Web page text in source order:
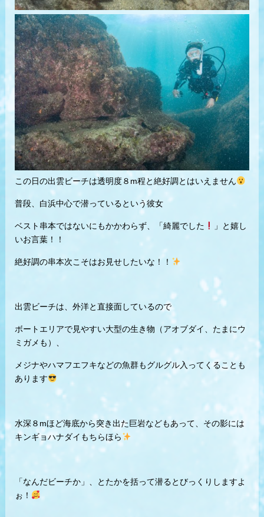
この日の出雲ビーチは透明度８m程と絶好調とはいえません
普段、白浜中心で潜っているという彼女
ベスト串本ではないにもかかわらず、「綺麗でした
」と嬉し
いお言葉！！
絶好調の串本次こそはお見せしたいな！！
出雲ビーチは、外洋と直接面しているので
ボートエリアで見やすい大型の生き物（アオブダイ、たまにウ
ミガメも）、
メジナやハマフエフキなどの魚群もグルグル入ってくることも
あります
水深８mほど海底から突き出た巨岩などもあって、その影には
キンギョハナダイもちらほら
「なんだビーチか」、とたかを括って潜るとびっくりしますよ
ぉ！